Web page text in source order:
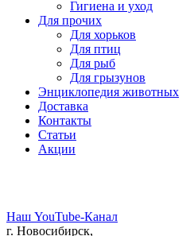
Гигиена и уход
Для прочих
Для хорьков
Для птиц
Для рыб
Для грызунов
Энциклопедия животных
Доставка
Контакты
Статьи
Акции
Наш YouTube-Канал
г. Новосибирск,